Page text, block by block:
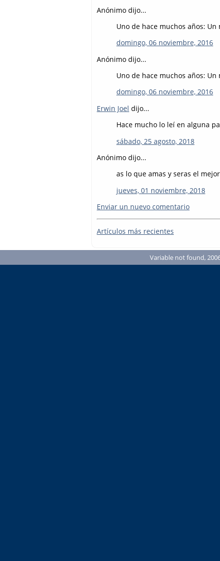
Anónimo dijo...
Uno de hace muchos años:
domingo, 06 noviembre, 2016
Anónimo dijo...
Uno de hace muchos años:
domingo, 06 noviembre, 2016
Erwin Joel dijo...
Hace mucho lo leí en alguna
sábado, 25 agosto, 2018
Anónimo dijo...
as lo que amas y seras el mejor
jueves, 01 noviembre, 2018
Enviar un nuevo comentario
Artículos más recientes
Variable not found,